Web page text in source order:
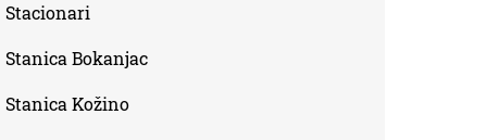
Stacionari
Stanica Bokanjac
Stanica Kožino